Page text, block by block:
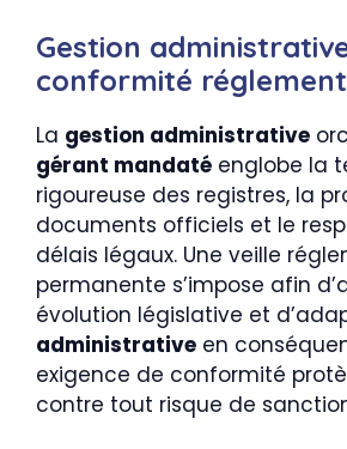
Gestion
conformité
La gestion administrative
gérant mandaté englobe la
rigoureuse des registres, la
documents officiels et le
délais légaux. Une veille
permanente s’impose afin
évolution législative et
administrative en
exigence de conformité
contre tout risque de